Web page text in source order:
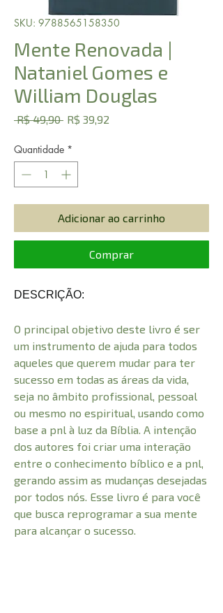
SKU: 9788565158350
Mente Renovada |
Nataniel Gomes e
William Douglas
R$ 49,90 Preço
R$ 39,92
Quantidade *
Adicionar ao carrinho
Comprar
DESCRIÇÃO:
O principal objetivo deste livro é ser
um instrumento de ajuda para todos
aqueles que querem mudar para ter
sucesso em todas as áreas da vida,
seja no âmbito profissional, pessoal
ou mesmo no espiritual, usando como
base a pnl à luz da Bíblia. A intenção
dos autores foi criar uma interação
entre o conhecimento bíblico e a pnl,
gerando assim as mudanças desejadas
por todos nós. Esse livro é para você
que busca reprogramar a sua mente
para alcançar o sucesso.